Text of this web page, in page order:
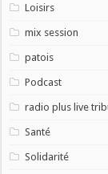
Loisirs
mix session
patois
Podcast
radio plus live
Santé
Solidarité